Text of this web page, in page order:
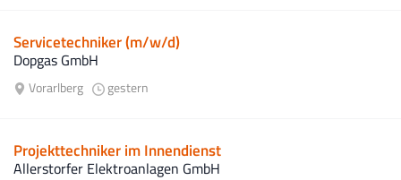
Servicetechniker (m/w/d)
Dopgas GmbH
Vorarlberg gestern
Projekttechniker im Innendienst
Allerstorfer Elektroanlagen GmbH